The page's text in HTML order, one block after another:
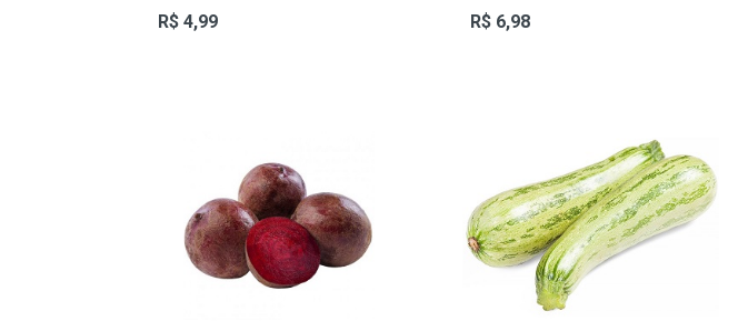
SERVIÇOS
ANÉIS
BRINCO
R$ 4,99 R$ 6,98